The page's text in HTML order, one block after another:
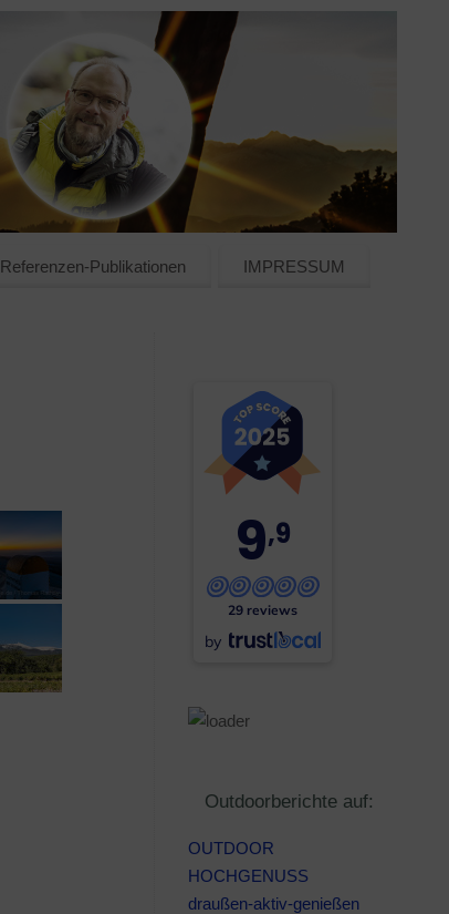
Referenzen-Publikationen IMPRESSUM
9,9
29 reviews
by
Outdoorberichte auf:
OUTDOOR
HOCHGENUSS
draußen-aktiv-genießen